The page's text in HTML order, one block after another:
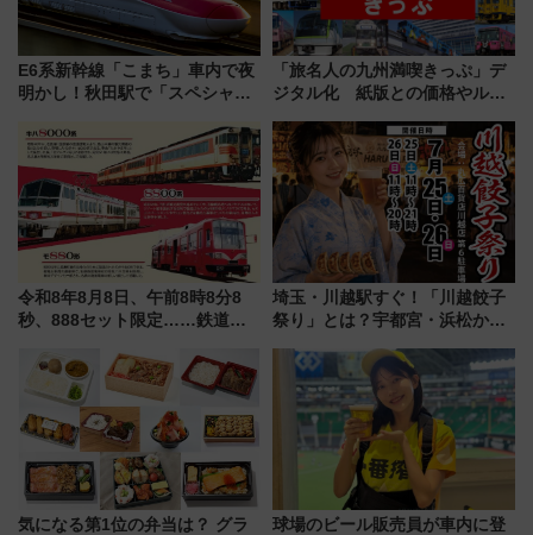
E6系新幹線「こまち」車内で夜
明かし！秋田駅で「スペシャル
法は？
「旅名人の九州満喫きっぷ」デ
ジタル化 紙版との価格やルー
令和8年8月8日、午前8時8分8
秒、888セット限定……鉄道各
たち
埼玉・川越駅すぐ！「川越餃子
祭り」とは？宇都宮・浜松から
を食べ比べ【7月25日・26日開
催】
気になる第1位の弁当は？ グラ
球場のビール販売員が車内に登